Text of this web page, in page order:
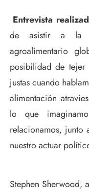
Entrevista
de asistir a la
agroalimentario
posibilidad de tejer
justas cuando
alimentación
lo que
relacionamos, junto
nuestro actuar
Stephen